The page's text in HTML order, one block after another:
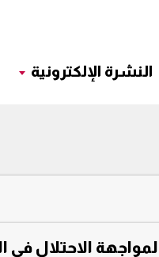
النشرة الإلكترونية
لمواجهة الاحتلال في